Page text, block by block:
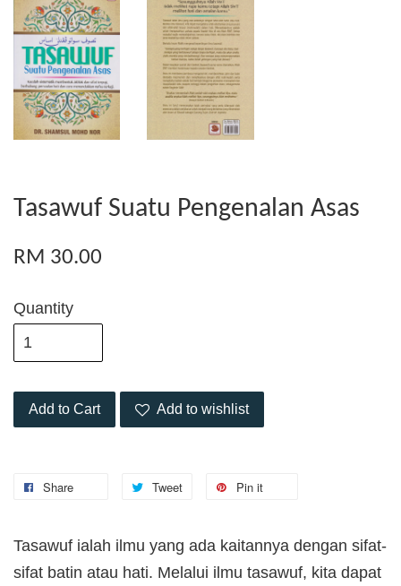
Tasawuf Suatu Pengenalan Asas
RM 30.00
Quantity
Add to Cart Add to wishlist
Share Tweet Pin it
Tasawuf ialah ilmu yang ada kaitannya dengan sifat-
sifat batin atau hati. Melalui ilmu tasawuf, kita dapat